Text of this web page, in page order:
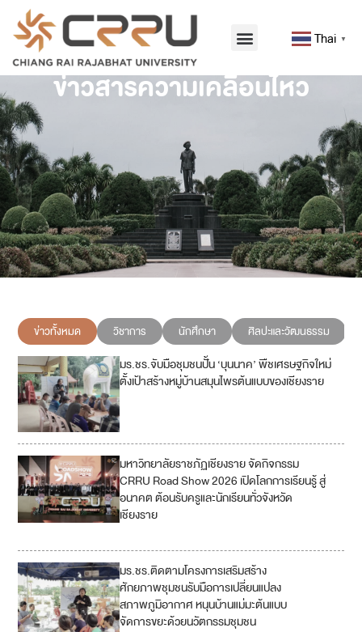
Thai ▼
ข่าวสารความเคลื่อนไหว
วิชาการ นักศึกษา ศิลปะและวัฒนธรรม
ข่าวทั้งหมด
มร.ชร.จับมือชุมชนปั้น ‘บุนนาค’ พืชเศรษฐกิจใหม่
ตั้งเป้าสร้างหมู่บ้านสมุนไพรต้นแบบของเชียงราย
มหาวิทยาลัยราชภัฏเชียงราย จัดกิจกรรม
CRRU Road Show 2026 เปิดโลกการเรียนรู้ สู่
อนาคต ต้อนรับครูและนักเรียนทั่วจังหวัด
เชียงราย
มร.ชร.ติดตามโครงการเสริมสร้าง
ศักยภาพชุมชนรับมือการเปลี่ยนแปลง
สภาพภูมิอากาศ หนุนบ้านแม่มะต้นแบบ
จัดการขยะด้วยนวัตกรรมชุมชน